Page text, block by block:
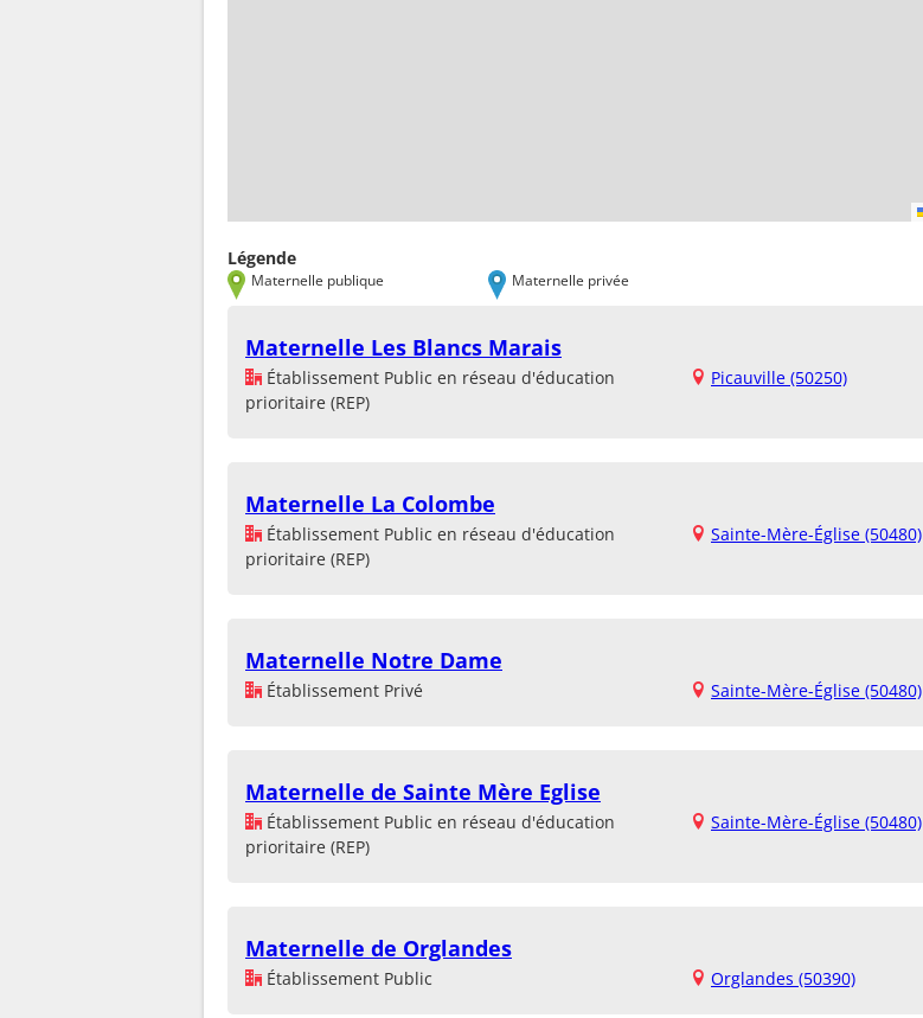
Légende
Maternelle publique Maternelle privée
Maternelle Les Blancs Marais
Établissement Public en réseau d'éducation
prioritaire (REP)
Picauville (50250)
Maternelle La Colombe
Établissement Public en réseau d'éducation
prioritaire (REP)
Sainte-Mère-Église (50480)
Maternelle Notre Dame
Établissement Privé Sainte-Mère-Église (50480)
Maternelle de Sainte Mère Eglise
Établissement Public en réseau d'éducation
prioritaire (REP)
Sainte-Mère-Église (50480)
Maternelle de Orglandes
Établissement Public Orglandes (50390)